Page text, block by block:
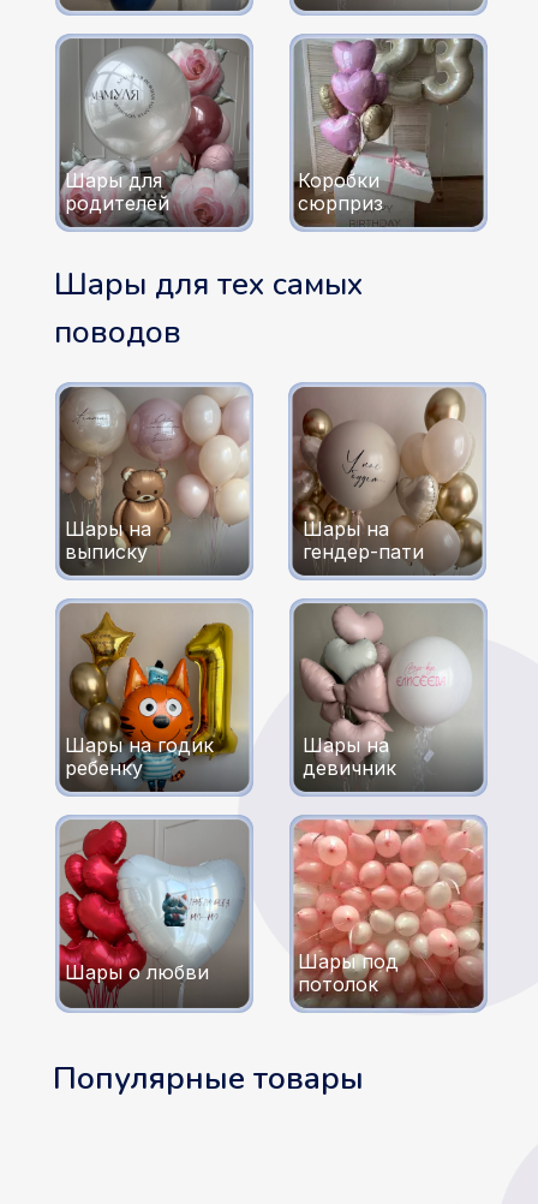
Коробки
сюрприз
Шары для
родителей
Шары для тех самых
поводов
Шары на
гендер-пати
Шары на годик
ребенку
Шары под
потолок
Шары о любви
Шары на
девичник
Шары на
выписку
Популярные товары